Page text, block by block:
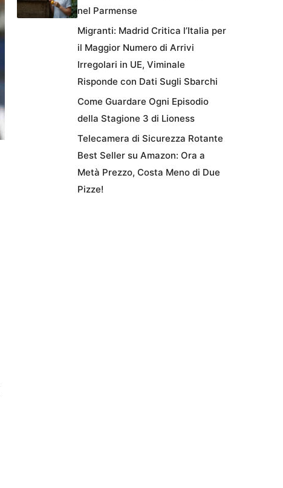
nel Parmense
Migranti: Madrid Critica l’Italia per
il Maggior Numero di Arrivi
Irregolari in UE, Viminale
Risponde con Dati Sugli Sbarchi
Come Guardare Ogni Episodio
della Stagione 3 di Lioness
Telecamera di Sicurezza Rotante
Best Seller su Amazon: Ora a
Metà Prezzo, Costa Meno di Due
Pizze!